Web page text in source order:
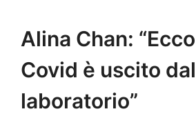
Alina Chan:
Covid è uscito dal
laboratorio”